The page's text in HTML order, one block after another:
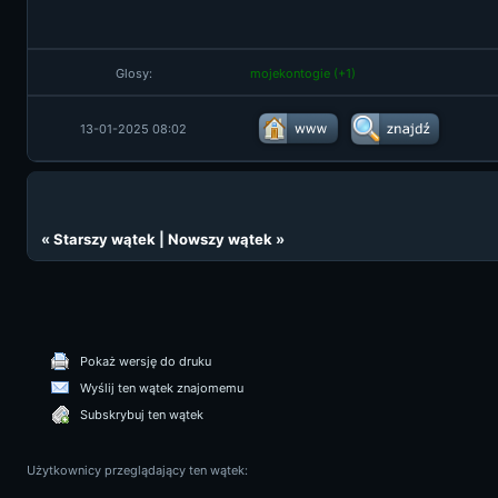
Glosy: mojekontogie (+1)
13-01-2025 08:02
«Starszy wątek Nowszy wątek »
Pokaż wersję do druku
Wyślij ten wątek znajomemu
Subskrybuj ten wątek
Użytkownicy przeglądający ten wątek: